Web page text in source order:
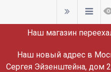
Наш магазин
Наш новый адрес в
Сергея Эйзенштейна, дом